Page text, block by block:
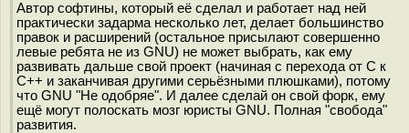
Автор софтины, который её сделал и работает над ней
практически задарма несколько лет, делает большинство
правок и расширений (остальное присылают совершенно
левые ребята не из GNU) не может выбрать, как ему
развивать дальше свой проект (начиная с перехода от C к
С++ и заканчивая другими серьёзными плюшками), потому
что GNU "Не одобряе". И далее сделай он свой форк, ему
ещё могут полоскать мозг юристы GNU. Полная "свобода"
развития.